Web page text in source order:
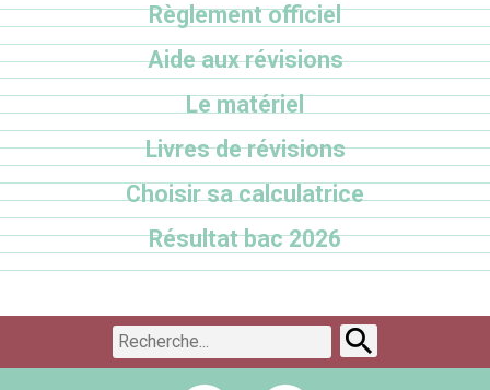
Règlement officiel
Aide aux révisions
Le matériel
Livres de révisions
Choisir sa calculatrice
Résultat bac 2026